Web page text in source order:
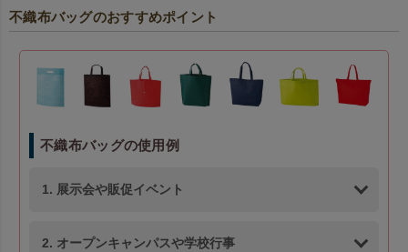
不織布バッグのおすすめポイント
不織布バッグの使用例
1. 展示会や販促イベント
2. オープンキャンパスや学校行事